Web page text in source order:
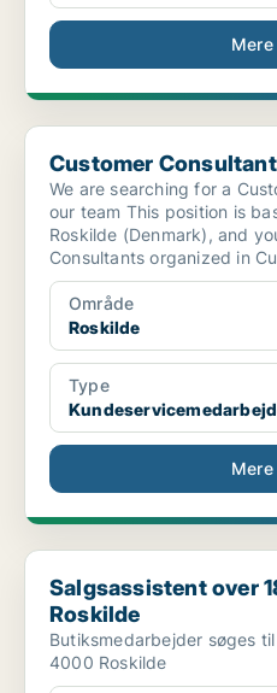
Customer Consultant
Customer Consultant
We are searching for a
our team This position is based at our friendly office in
Roskilde (Denmark), and
Consultants organized in
Område
Roskilde
Type
Salgsassistent over 18 år
Salgsassistent over
Roskilde
Butiksmedarbejder søges
4000 Roskilde